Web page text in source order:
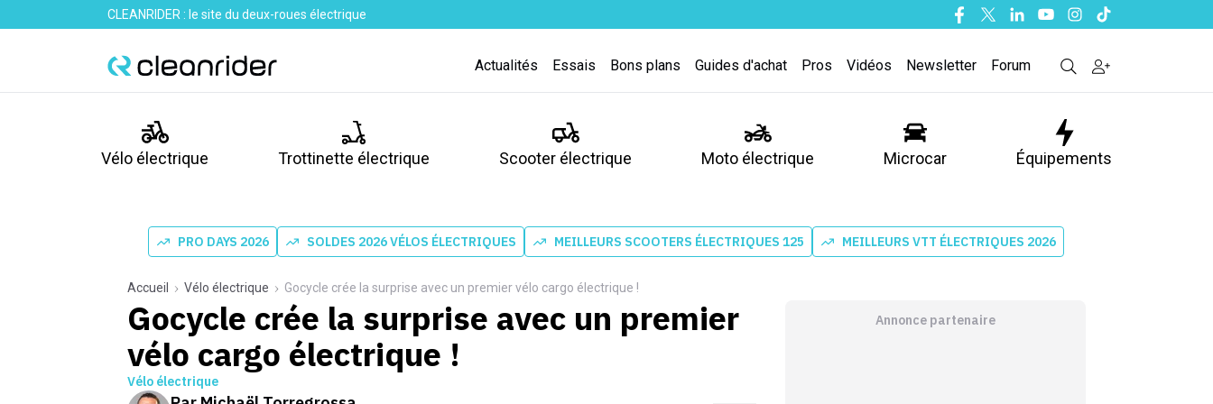
CLEANRIDER : le site du deux-roues électrique Facebook
TwitterLinkedinYoutubeInstagram
Tiktok
Actualités Essais Bons plans Guides d'achat Pros Vidéos Newsletter Forum
Vélo électrique Trottinette électrique Scooter électrique Moto électrique Microcar Équipements
PRO DAYS 2026 SOLDES 2026 VÉLOS ÉLECTRIQUES MEILLEURS SCOOTERS ÉLECTRIQUES 125 MEILLEURS VTT ÉLECTRIQUES 2026
Accueil Vélo électrique Gocycle crée la surprise avec un premier vélo cargo électrique !
Gocycle crée la surprise avec un premier
vélo cargo électrique !
Vélo électrique
Annonce partenaire